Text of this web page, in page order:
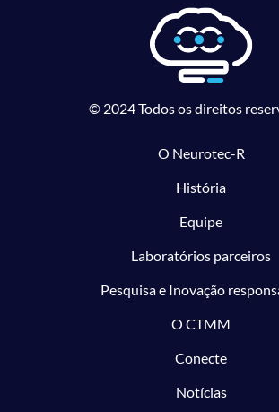
© 2024 Todos os direitos
O Neurotec-R
História
Equipe
Laboratórios parceiros
Pesquisa e Inovação
O CTMM
Conecte
Notícias